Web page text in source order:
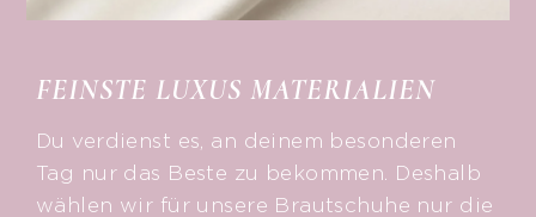
FEINSTE LUXUS MATERIALIEN
Du verdienst es, an deinem besonderen
Tag nur das Beste zu bekommen. Deshalb
wählen wir für unsere Brautschuhe nur die